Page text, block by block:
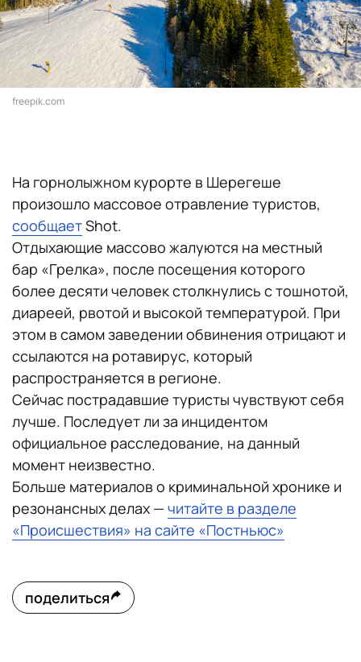
freepik.com
На горнолыжном курорте в Шерегеше
произошло массовое отравление туристов,
сообщаетShot.
Отдыхающие массово жалуются на местный
бар «Грелка», после посещения которого
более десяти человек столкнулись с тошнотой,
диареей, рвотой и высокой температурой. При
этом в самом заведении обвинения отрицают и
ссылаются на ротавирус, который
распространяется в регионе.
Сейчас пострадавшие туристы чувствуют себя
лучше. Последует ли за инцидентом
официальное расследование, на данный
момент неизвестно.
Больше материалов о криминальной хронике и
резонансных делах — читайте в разделе
«Происшествия» на сайте «Постньюс»
поделиться